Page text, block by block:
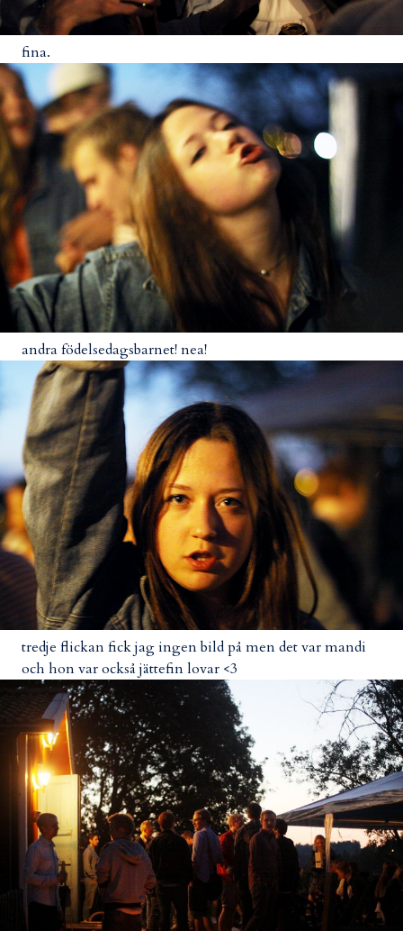
fina.
andra födelsedagsbarnet! nea!
tredje flickan fick jag ingen bild på men det var mandi
och hon var också jättefin lovar <3